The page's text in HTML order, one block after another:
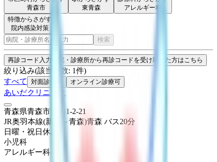
青森市
東青森
アレルギー科
特徴からさがす
院内感染対策
検索
再診コード入力 病院・診療所から再診コードを受け取った方はこちら
絞り込み(該当件数: 1件)
すべて
対面診療可 オンライン診療可
あいだクリニック
青森県青森市合浦1-2-21
JR奥羽本線(新庄～青森)青森 バス20分
日曜・祝日 休み
小児科
アレルギー科